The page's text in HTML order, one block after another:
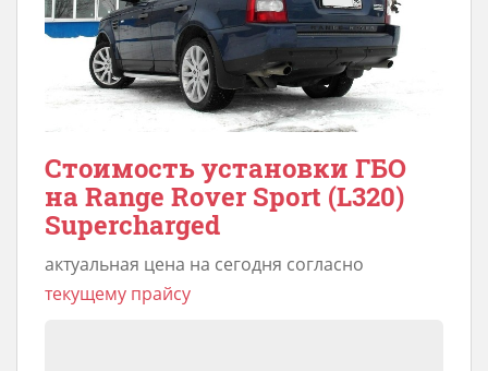
Стоимость установки ГБО
на Range Rover Sport (L320)
Supercharged
актуальная цена на сегодня согласно
текущему прайсу